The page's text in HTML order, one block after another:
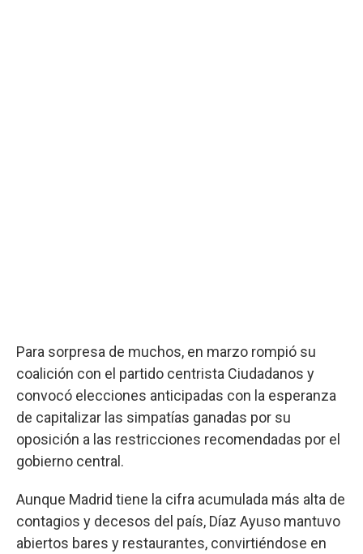
Para sorpresa de muchos, en marzo rompió su
coalición con el partido centrista Ciudadanos y
convocó elecciones anticipadas con la esperanza
de capitalizar las simpatías ganadas por su
oposición a las restricciones recomendadas por el
gobierno central.
Aunque Madrid tiene la cifra acumulada más alta de
contagios y decesos del país, Díaz Ayuso mantuvo
abiertos bares y restaurantes, convirtiéndose en